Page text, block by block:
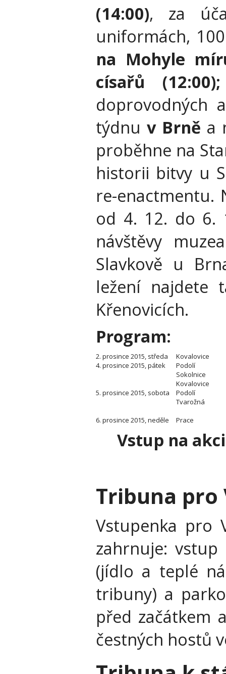
(14:00), za
uniformách,
na Mohyle
císařů
doprovodných
týdnuv Brně a
proběhne na
historii bitvy u
re-enactmentu.
od 4. 12. do 6.
návštěvy
Slavkově u
ležení najdete
Křenovicích.
Program:
2. prosince 2015, středa
Kovalovice
4. prosince 2015, pátek
Podolí
Sokolnice
Kovalovice
5. prosince 2015, sobota
Podolí
Tvarožná
6. prosince 2015, neděle
Prace
Vstup na
Tribuna pro
Vstupenka pro
zahrnuje:
(jídlo a teplé
tribuny) a
před začátkem
čestných hostů